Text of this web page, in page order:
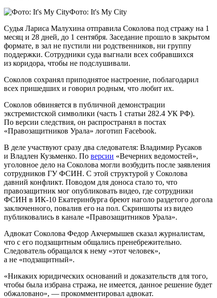
Фото: It's My City
Судья Лариса Малухина отправила Соколова под стражу на 1
месяц и 28 дней, до 1 сентября. Заседание прошло в закрытом
формате, в зал не пустили ни родственников, ни группу
поддержки. Сотрудники суда выгнали всех собравшихся
из коридора, чтобы не подслушивали.
Соколов сохранял приподнятое настроение, поблагодарил
всех пришедших и говорил родным, что любит их.
Соколов обвиняется в публичной демонстрации
экстремистской символики (часть 1 статьи 282.4 УК РФ).
По версии следствия, он распространял в постах
«Правозащитников Урала» логотип Facebook.
В деле участвуют сразу два следователя: Владимир Русаков
и Владлен Кузьменко. По версии «Вечерних ведомостей»,
уголовное дело на Соколова могли возбудить после заявления
сотрудников ГУ ФСИН. С этой структурой у Соколова
давний конфликт. Поводом для доноса стало то, что
правозащитник мог опубликовать видео, где сотрудники
ФСИН в ИК-10 Екатеринбурга бреют наголо раздетого догола
заключенного, повалив его на пол. Скриншоты из видео
публиковались в канале «Правозащитников Урала».
Адвокат Соколова Федор Акчермышев сказал журналистам,
что с его подзащитным общались пренебрежительно.
Следователь обращался к нему «этот человек»,
а не «подзащитный».
«Никаких юридических оснований и доказательств для того,
чтобы была избрана стража, не имеется, данное решение будет
обжаловано», — прокомментировал адвокат.